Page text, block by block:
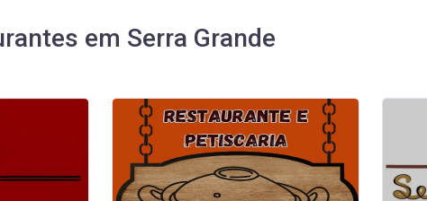
em Serra Grande